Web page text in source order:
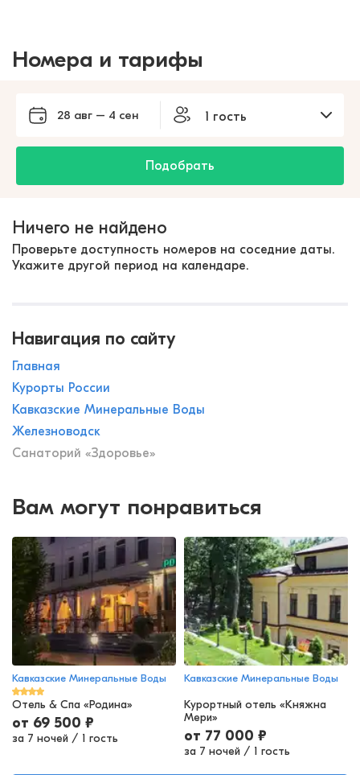
Номера и тарифы
28 авг – 4 сен 1 гость
Подобрать
Ничего не найдено
Проверьте доступность номеров на соседние даты.
Укажите другой период на календаре.
Навигация по сайту
Главная
Курорты России
Кавказские Минеральные Воды
Железноводск
Санаторий «Здоровье»
Вам могут понравиться
Кавказские Минеральные Воды
Отель & Спа «Родина»
от 69 500 ₽
за 7 ночей / 1 гость
Кавказские Минеральные Воды
Курортный отель «Княжна
Мери»
от 77 000 ₽
за 7 ночей / 1 гость